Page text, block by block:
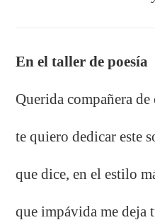
En el taller de poesía
Querida compañera de
te quiero dedicar este
que dice, en el estilo
que impávida me deja